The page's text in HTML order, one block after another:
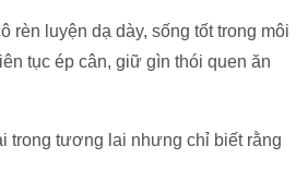
rèn luyện dạ dày, sống tốt trong môi
tục ép cân, giữ gìn thói quen ăn
trong tương lai nhưng chỉ biết rằng